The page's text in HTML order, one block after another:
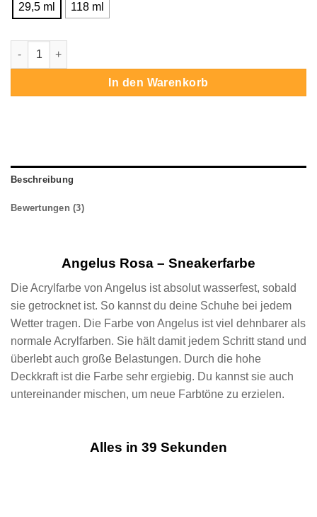
29,5 ml 118 ml
Angelus Rosa Menge
In den Warenkorb
Beschreibung
Bewertungen (3)
Angelus Rosa – Sneakerfarbe
Die Acrylfarbe von Angelus ist absolut wasserfest, sobald
sie getrocknet ist. So kannst du deine Schuhe bei jedem
Wetter tragen. Die Farbe von Angelus ist viel dehnbarer als
normale Acrylfarben. Sie hält damit jedem Schritt stand und
überlebt auch große Belastungen. Durch die hohe
Deckkraft ist die Farbe sehr ergiebig. Du kannst sie auch
untereinander mischen, um neue Farbtöne zu erzielen.
Alles in 39 Sekunden